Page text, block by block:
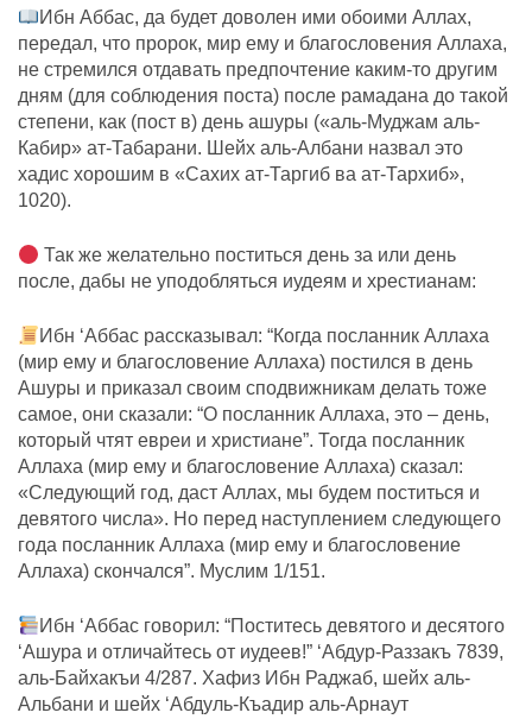
Ибн Аббас, да будет доволен ими обоими Аллах,
передал, что пророк, мир ему и благословения Аллаха,
не стремился отдавать предпочтение каким-то другим
дням (для соблюдения поста) после рамадана до такой
степени, как (пост в) день ашуры («аль-Муджам аль-
Кабир» ат-Табарани. Шейх аль-Албани назвал это
хадис хорошим в «Сахих ат-Таргиб ва ат-Тархиб»,
1020).
Так же желательно поститься день за или день
после, дабы не уподобляться иудеям и хрестианам:
Ибн ‘Аббас рассказывал: “Когда посланник Аллаха
(мир ему и благословение Аллаха) постился в день
Ашуры и приказал своим сподвижникам делать тоже
самое, они сказали: “О посланник Аллаха, это – день,
который чтят евреи и христиане”. Тогда посланник
Аллаха (мир ему и благословение Аллаха) сказал:
«Следующий год, даст Аллах, мы будем поститься и
девятого числа». Но перед наступлением следующего
года посланник Аллаха (мир ему и благословение
Аллаха) скончался”. Муслим 1/151.
Ибн ‘Аббас говорил: “Поститесь девятого и десятого
‘Ашура и отличайтесь от иудеев!” ‘Абдур-Раззакъ 7839,
аль-Байхакъи 4/287. Хафиз Ибн Раджаб, шейх аль-
Альбани и шейх ‘Абдуль-Къадир аль-Арнаут